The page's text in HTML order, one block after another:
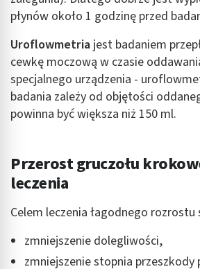
płynów około 1 godzinę przed
Uroflowmetria jest badaniem
cewkę moczową w czasie
specjalnego urządzenia -
badania zależy od objętości
powinna być większa niż 150 ml.
Przerost gruczołu
leczenia
Celem leczenia łagodnego
zmniejszenie dolegliwości,
zmniejszenie stopnia